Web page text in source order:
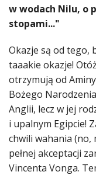
w wodach Nilu, o
stopami..."
Okazje są od tego,
taaakie okazje!
otrzymują od
Bożego
Anglii, lecz w jej
i upalnym Egipcie!
chwili wahania (no,
pełnej akceptacji
Vincenta Vonga.